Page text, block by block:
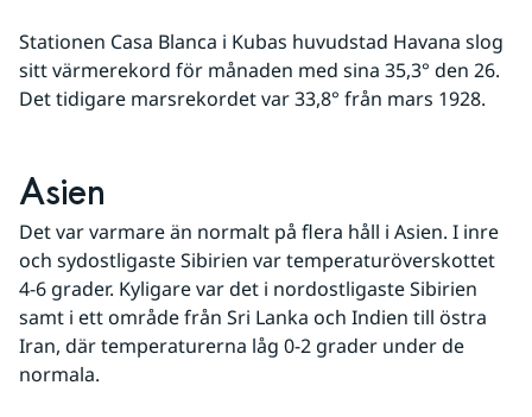
Stationen Casa Blanca i Kubas huvudstad Havana slog
sitt värmerekord för månaden med sina 35,3° den 26.
Det tidigare marsrekordet var 33,8° från mars 1928.
Asien
Det var varmare än normalt på flera håll i Asien. I inre
och sydostligaste Sibirien var temperaturöverskottet
4-6 grader. Kyligare var det i nordostligaste Sibirien
samt i ett område från Sri Lanka och Indien till östra
Iran, där temperaturerna låg 0-2 grader under de
normala.